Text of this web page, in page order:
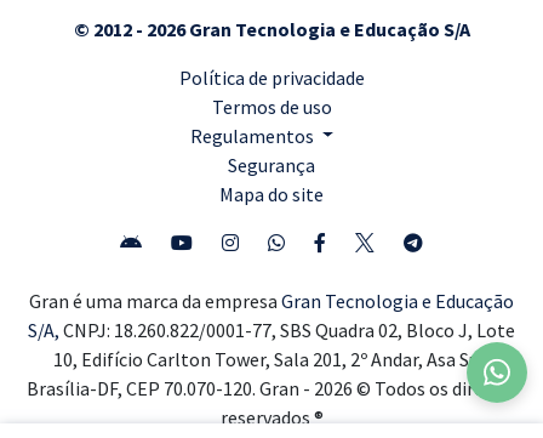
© 2012 - 2026 Gran Tecnologia e Educação S/A
Política de privacidade
Termos de uso
Regulamentos
Segurança
Mapa do site
Gran é uma marca da empresa Gran Tecnologia e Educação
S/A, CNPJ: 18.260.822/0001-77, SBS Quadra 02, Bloco J, Lote
10, Edifício Carlton Tower, Sala 201, 2º Andar, Asa Sul,
Brasília-DF, CEP 70.070-120. Gran - 2026 © Todos os direitos
reservados ®